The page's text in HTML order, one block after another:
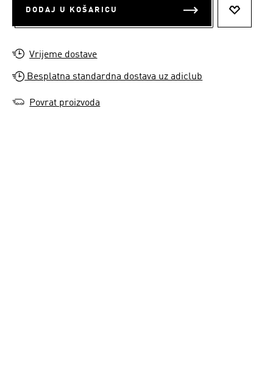
DODAJ U KOŠARICU
Vrijeme dostave
Besplatna standardna dostava uz adiclub
Povrat proizvoda